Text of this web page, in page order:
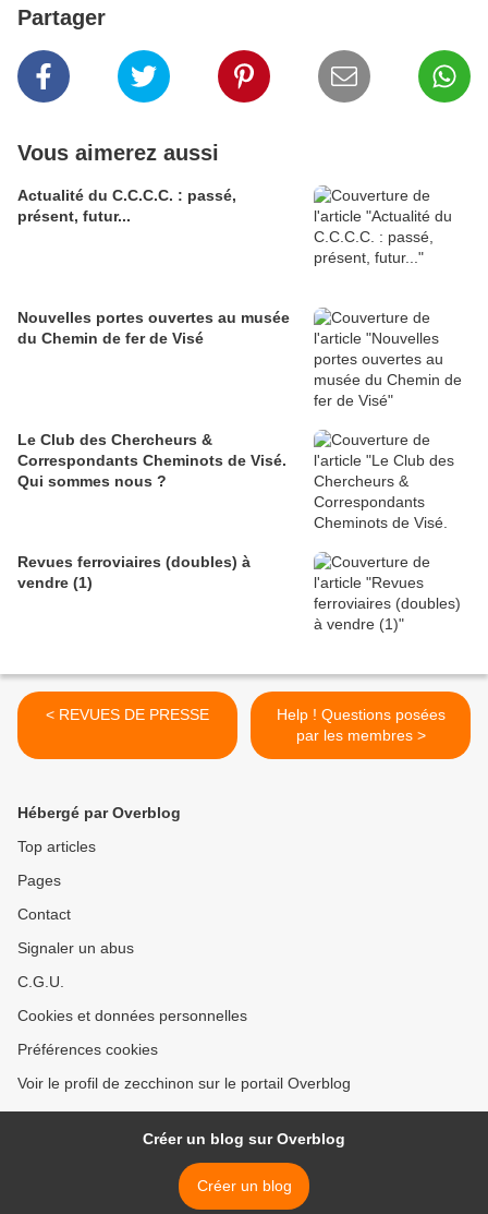
Partager
Vous aimerez aussi
Actualité du C.C.C.C. : passé,
présent, futur...
Nouvelles portes ouvertes au musée
du Chemin de fer de Visé
Le Club des Chercheurs &
Correspondants Cheminots de Visé.
Qui sommes nous ?
Revues ferroviaires (doubles) à
vendre (1)
< REVUES DE PRESSE
Help ! Questions posées
par les membres >
Hébergé par Overblog
Top articles
Pages
Contact
Signaler un abus
C.G.U.
Cookies et données personnelles
Préférences cookies
Voir le profil de zecchinon sur le portail Overblog
Créer un blog sur Overblog
Créer un blog